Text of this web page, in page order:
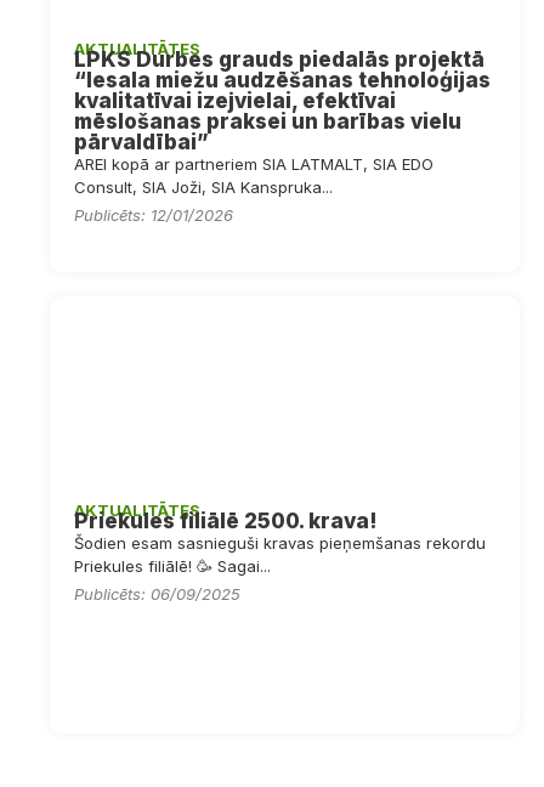
AKTUALITĀTES
LPKS Durbes grauds piedalās projektā
“Iesala miežu audzēšanas tehnoloģijas
kvalitatīvai izejvielai, efektīvai
mēslošanas praksei un barības vielu
pārvaldībai”
AREI kopā ar partneriem SIA LATMALT, SIA EDO
Consult, SIA Joži, SIA Kanspruka...
Publicēts: 12/01/2026
AKTUALITĀTES
Priekules filiālē 2500. krava!
Šodien esam sasnieguši kravas pieņemšanas rekordu
Priekules filiālē! 🥳 Sagai...
Publicēts: 06/09/2025